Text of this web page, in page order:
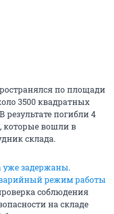
по площади
3500 квадратных
результате погибли 4
которые вошли в
склада.
уже задержаны.
режим работы
соблюдения
на складе